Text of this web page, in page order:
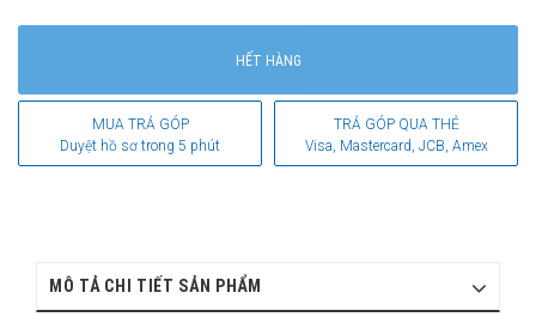
HẾT HÀNG
MUA TRẢ GÓP
Duyệt hồ sơ trong 5 phút
TRẢ GÓP QUA THẺ
Visa, Mastercard, JCB, Amex
MÔ TẢ CHI TIẾT SẢN PHẨM